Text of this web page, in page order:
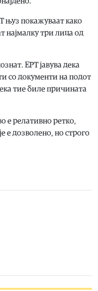
њуз покажуваат како
најмалку три лица од
ЕРТ јавува дека
со документи на подот
тие биле причината
е релативно ретко,
е дозволено, но строго